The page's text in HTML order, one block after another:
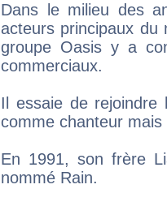
Dans le milieu des
acteurs principaux du
groupe Oasis y a
commerciaux.
Il essaie de rejoindre
comme chanteur
En 1991, son frère
nommé Rain.